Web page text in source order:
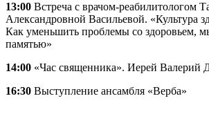
13:00 Встреча с врачом-реабилитологом
Александровной Васильевой. «Культура
Как уменьшить проблемы со здоровьем,
памятью»
14:00 «Час священника». Иерей Валерий
16:30 Выступление ансамбля «Верба»